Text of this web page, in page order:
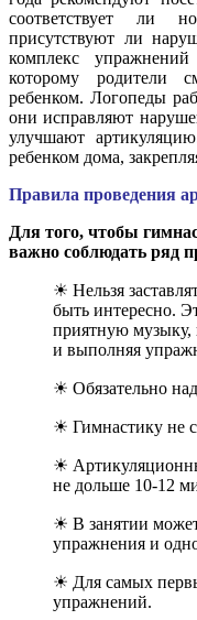
соответствует ли
присутствуют ли
комплекс
которому родители
ребенком. Логопеды
они исправляют
улучшают
ребенком дома,
Правила проведения
Для того, чтобы
важно соблюдать ряд
☀ Нельзя
быть интересно.
приятную музыку,
и выполняя
☀ Обязательно
☀ Гимнастику не
☀
не дольше 10-12
☀ В занятии
упражнения и
☀ Для самых
упражнений.